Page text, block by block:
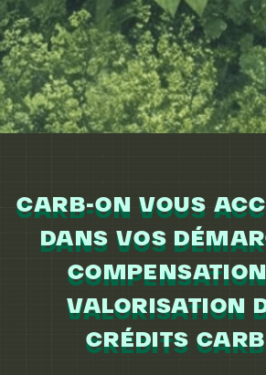
CARB-ON VOUS
DANS VOS
VALORISATION
CRÉDITS